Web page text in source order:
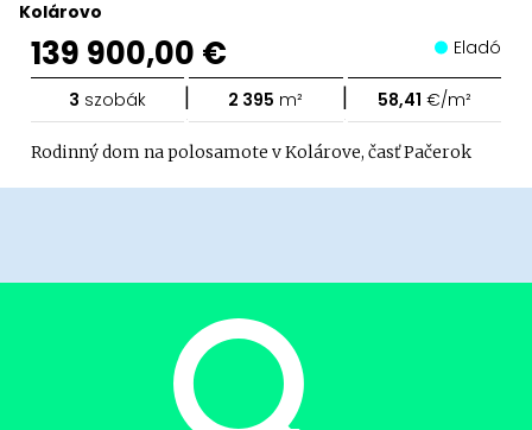
Kolárovo
139 900,00 € Eladó
3 szobák | 2 395 m² | 58,41 €/m²
Rodinný dom na polosamote v Kolárove, časť Pačerok